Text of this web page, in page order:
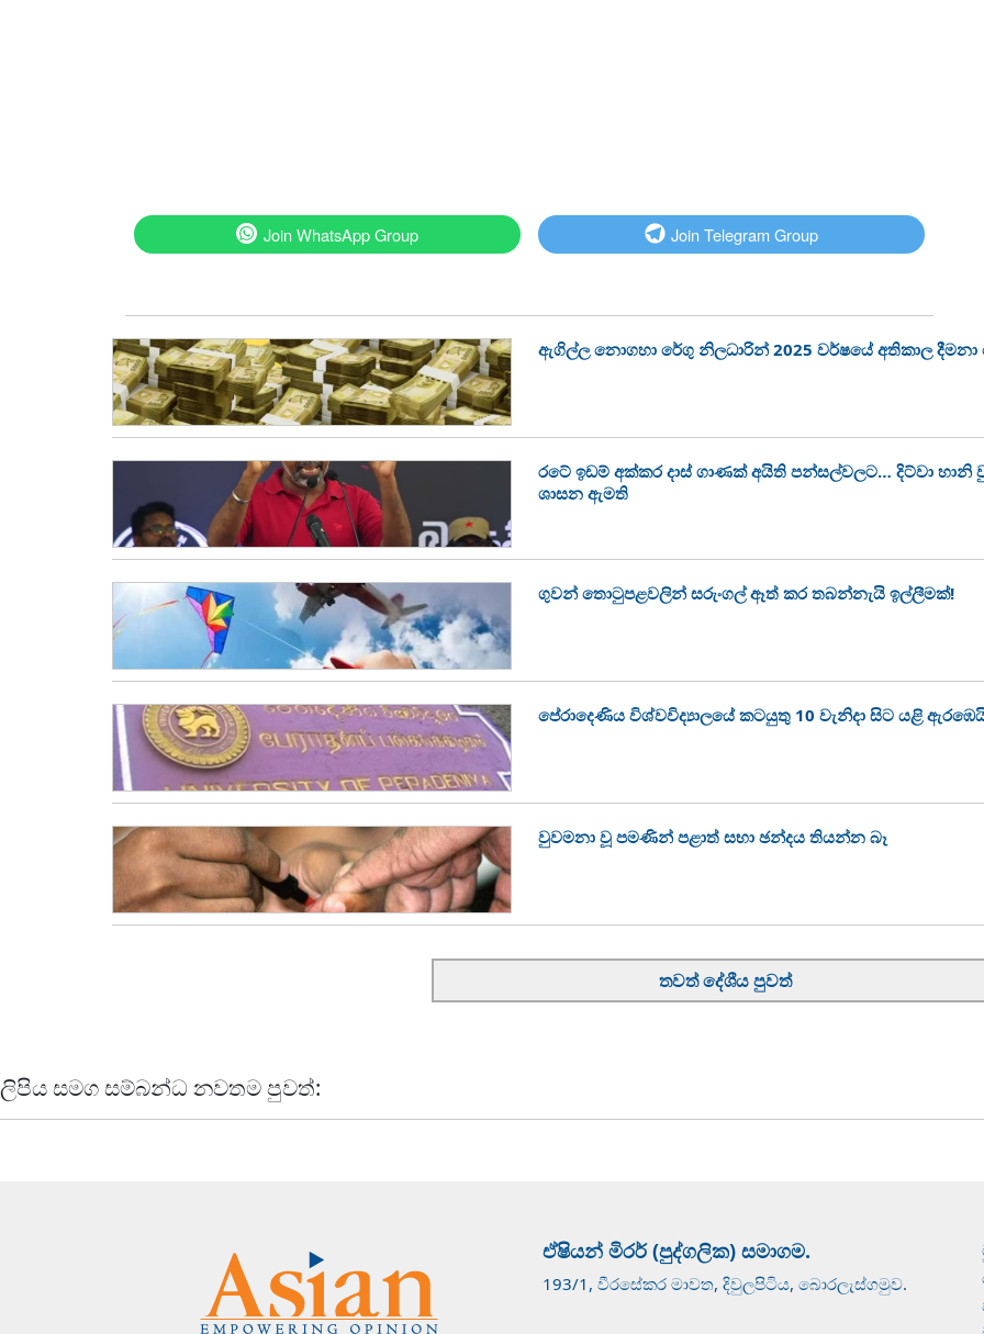
Join WhatsApp Group Join Telegram Group
ඇගිල්ල නොගහා රේගු නිලධාරින් 2025 වර්ෂයේ අතිකාල
රටේ ඉඩම් අක්කර දාස් ගාණක් අයිති පන්සල්වලට… දිට්වා
ශාසන ඇමති
ගුවන් තොටුපළවලින් සරුංගල් ඈත් කර තබන්නැයි ඉල්ලීමක්!
පේරාදෙණිය විශ්වවිද්‍යාලයේ කටයුතු 10 වැනිදා සිට යළි
වුවමනා වූ පමණින් පළාත් සභා ඡන්දය තියන්න බෑ
තවත් දේශීය පුවත්
ලිපිය සමග සම්බන්ධ නවතම පුවත්:
ඒෂියන් මිරර් (පුද්ගලික) සමාගම.
193/1, වීරසේකර මාවත, දිවුලපිටිය, බොරලැස්ගමුව.